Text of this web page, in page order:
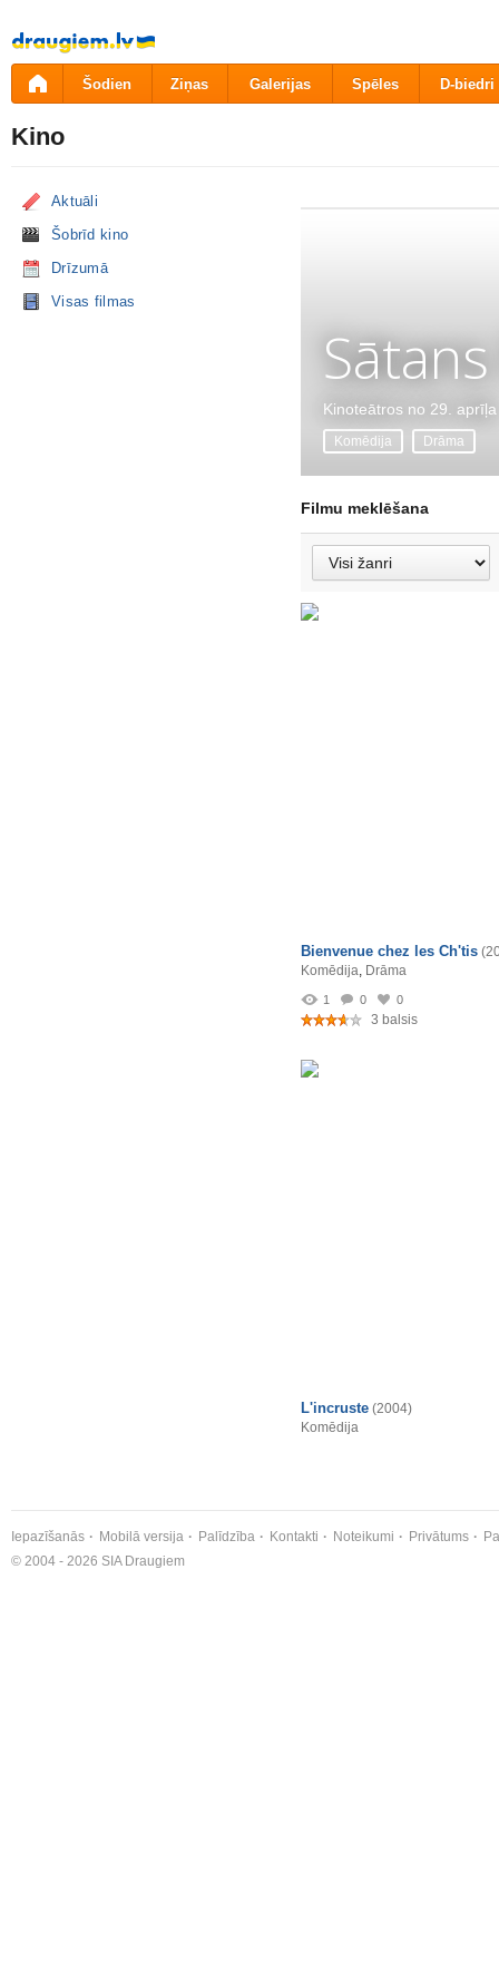
Pāriet
uz
saturu
Šodien Ziņas Galerijas Spēles D-biedri
Kino
Aktuāli
Šobrīd kino
Drīzumā
Visas filmas
Kinoteātros no 29. aprīļa
Komēdija Drāma
Filmu meklēšana
Bienvenue chez les Ch'tis
Komēdija, Drāma
1 0 0
3 balsis
L'incruste (2004)
Komēdija
Iepazīšanās Mobilā versija Palīdzība Kontakti Noteikumi Privātums
© 2004 - 2026 SIA Draugiem